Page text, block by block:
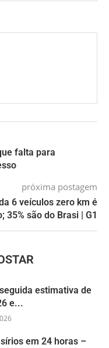
falta para
próxima postagem
6 veículos zero km é
35% são do Brasi | G1
estimativa de
e...
em 24 horas –